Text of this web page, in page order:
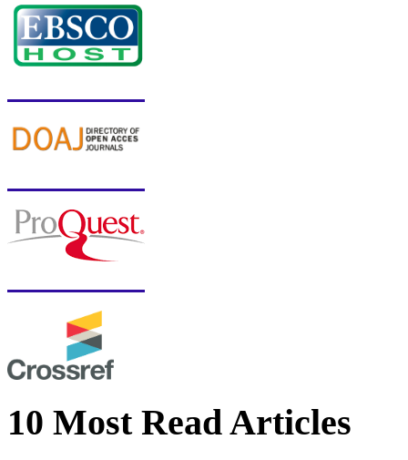
10 Most Read Articles